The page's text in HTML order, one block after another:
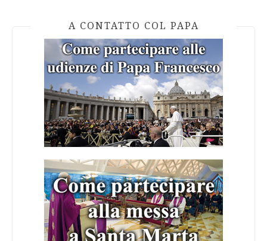
A CONTATTO COL PAPA